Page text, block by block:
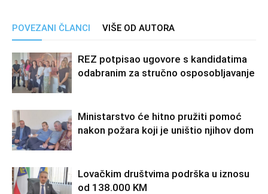
POVEZANI ČLANCI VIŠE OD AUTORA
REZ potpisao ugovore s kandidatima
odabranim za stručno osposobljavanje
Ministarstvo će hitno pružiti pomoć
nakon požara koji je uništio njihov dom
Lovačkim društvima podrška u iznosu
od 138.000 KM